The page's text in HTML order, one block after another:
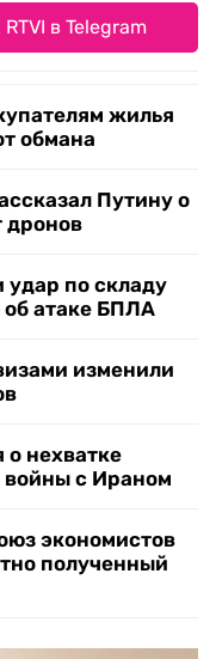
в Telegram
жилья
обмана
Путину о
дронов
удар по складу
об атаке БПЛА
изменили
нехватке
с Ираном
экономистов
полученный